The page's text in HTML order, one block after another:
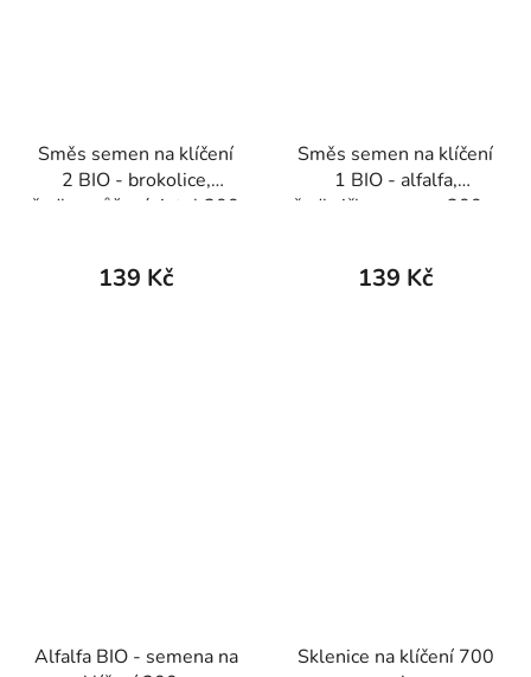
Směs semen na klíčení
2 BIO - brokolice,
ředkev růžová, jetel 200
139 Kč
Směs semen na klíčení
1 BIO - alfalfa,
ředkvička, mungo 200 g
139 Kč
Alfalfa BIO - semena na
Sklenice na klíčení 700